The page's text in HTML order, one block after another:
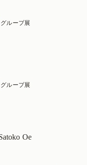
グループ展
グループ展
Oe